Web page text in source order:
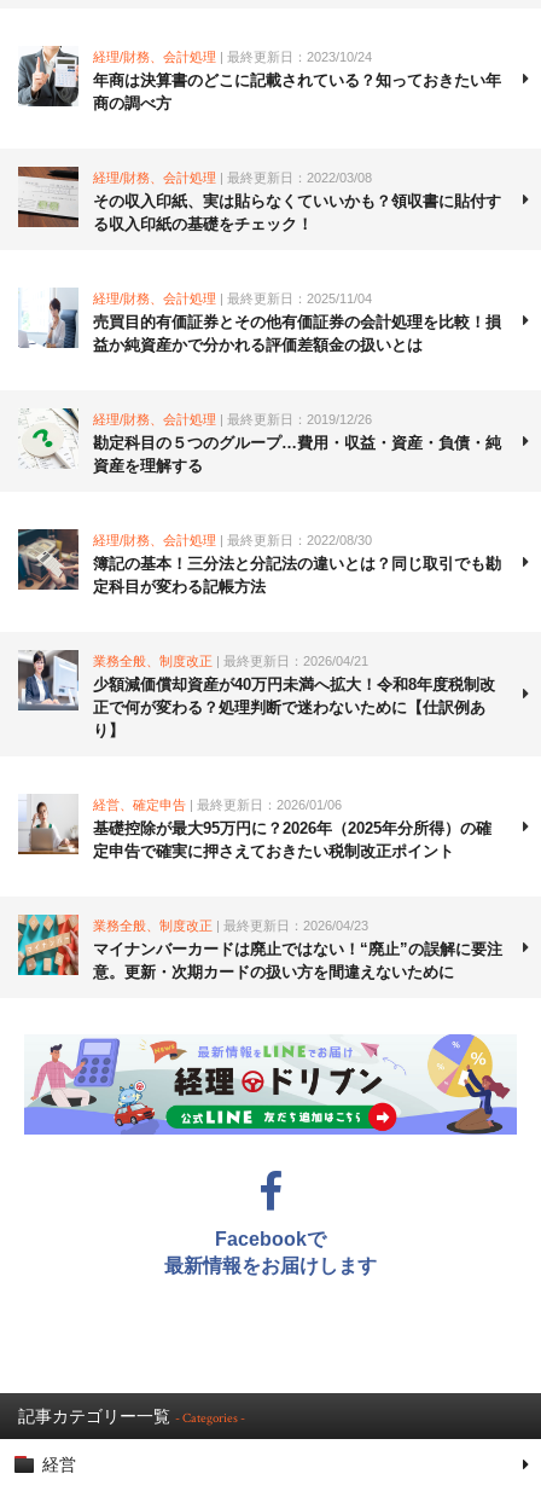
経理/財務、会計処理 | 最終更新日：2023/10/24
年商は決算書のどこに記載されている？知っておきたい年
商の調べ方
経理/財務、会計処理 | 最終更新日：2022/03/08
その収入印紙、実は貼らなくていいかも？領収書に貼付す
る収入印紙の基礎をチェック！
経理/財務、会計処理 | 最終更新日：2025/11/04
売買目的有価証券とその他有価証券の会計処理を比較！損
益か純資産かで分かれる評価差額金の扱いとは
経理/財務、会計処理 | 最終更新日：2019/12/26
勘定科目の５つのグループ…費用・収益・資産・負債・純
資産を理解する
経理/財務、会計処理 | 最終更新日：2022/08/30
簿記の基本！三分法と分記法の違いとは？同じ取引でも勘
定科目が変わる記帳方法
業務全般、制度改正 | 最終更新日：2026/04/21
少額減価償却資産が40万円未満へ拡大！令和8年度税制改
正で何が変わる？処理判断で迷わないために【仕訳例あ
り】
経営、確定申告 | 最終更新日：2026/01/06
基礎控除が最大95万円に？2026年（2025年分所得）の確
定申告で確実に押さえておきたい税制改正ポイント
業務全般、制度改正 | 最終更新日：2026/04/23
マイナンバーカードは廃止ではない！“廃止”の誤解に要注
意。更新・次期カードの扱い方を間違えないために
Facebookで
最新情報をお届けします
記事カテゴリー一覧 - Categories -
経営